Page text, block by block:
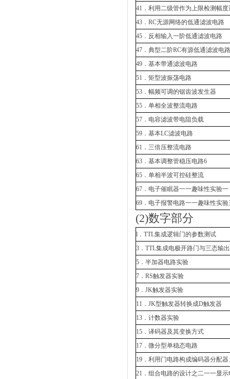
41．利用二级管作为上限检测幅
43．RC无源网络的低通滤波电路
45．反相输入一阶低通滤波电路
47．典型二阶RC有源低通滤波电路
49．基本带通滤波电路
51．矩型波振荡电路
53．幅频可调的锯齿波发生器
55．单相全波整流电路
57．电容滤波带电阻负载
59．基本LC滤波电路
61．三倍压整流电路
63．基本调整管稳压电路6
65．单相半波可控硅整流
67．电子催眠器一一趣味性实验一
69．电子报警电路一一趣味性实验
(2)数字部分
l．TTL集成逻辑门的参数测试
3．TTL集成电极开路门与三态输
5．半加器电路实验
7．RS触发器实验
9．JK触发器实验
11．JK型触发器转换成D触发器
13．计数器实验
15．译码器及其变换方式
17．微分型单稳态电路
19．利用门电路构成编码器分配
21．组合电路的设计之二一一显示